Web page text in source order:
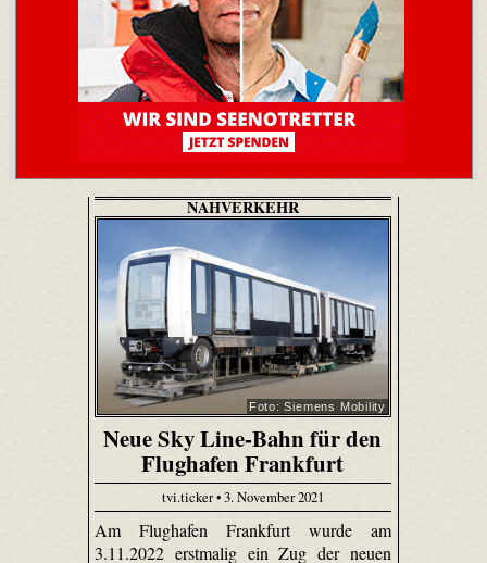
NAHVERKEHR
Foto: Siemens Mobility
Neue Sky Line-Bahn für den
Flughafen Frankfurt
tvi.ticker • 3. November 2021
Am Flughafen Frankfurt wurde am
3.11.2022 erstmalig ein Zug der neuen